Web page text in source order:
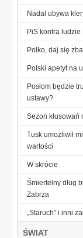
Nadal ubywa
PiS kontra ludzie
Polko, daj się
Polski apetyt na
Posłom będzie
ustawy?
Sezon kłusowań
Tusk umożliwił
wartości
W skrócie
Śmiertelny dług
Zabrza
„Staruch” i inni
ŚWIAT